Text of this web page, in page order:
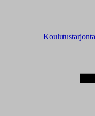
Koulutustarjonta